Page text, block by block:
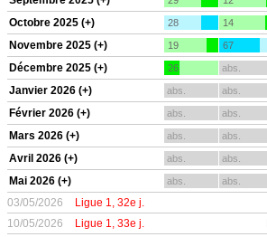
Octobre 2025 (+) 28 14
Novembre 2025 (+) 19 67
Décembre 2025 (+) 26 abs.
Janvier 2026 (+) abs. abs.
Février 2026 (+) abs. abs.
Mars 2026 (+) abs. abs.
Avril 2026 (+) abs. abs.
Mai 2026 (+) abs. abs.
03/05/2026 Ligue 1, 32e j.
10/05/2026
Ligue 1, 33e j.